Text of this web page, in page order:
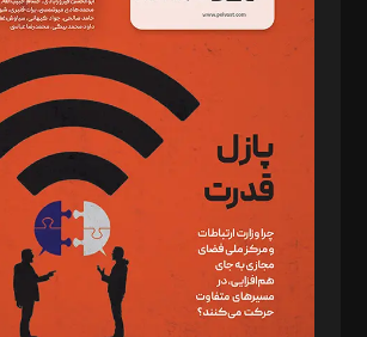
د‌بیر حقوق فناوری: حسام‌الدین ایپکچی
د‌بیر پیوست جهان: مینا پاکدل
د‌بیر تحریریه آنلاین: بابک نقاش
تحریریه‌: مجتبی محمود‌ی، آرش برهمند، یسنا
مصطفی مسجدی آرانی، ابوالفضل رجبی، زهرا فکرانه،
رستمی،مصطفی باستان
ویرایش: نگار استاد‌‌آقا
طراح یونیفرم: مجید توکلی
فیلمبرداری و عکاسی: امیر شفیعی، مانی لطفی زاده
گرافیک و صفحه‌آرایی: سید‌سبحان‌علی ثابت